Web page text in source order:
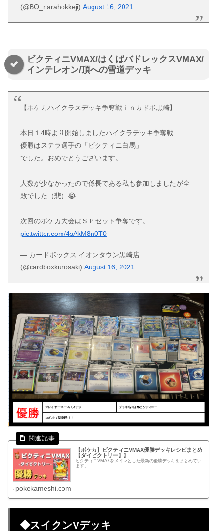
(@BO_narahokkeji)August 16, 2021
ビクティニVMAX/はくばバドレックスVMAX/
インテレオン/頂への雪道デッキ
【ポケカハイクラスデッキ争奪戦ｉｎカドボ黒崎】
本日１4時より開始しましたハイクラデッキ争奪戦
優勝はステラ選手の「ビクティニ白馬」
でした。おめでとうございます。
人数が少なかったので係長である私も参加しましたが全
敗でした（悲）😭
次回のポケカ大会はＳＰセット争奪です。
pic.twitter.com/4sAkM8n0T0
— カードボックス イオンタウン黒崎店
(@cardboxkurosaki)August 16, 2021
【ポケカ】ビクティニVMAX優勝デッキレシピまとめ
【ダイビクトリー】】
ビクティニVMAXをメインとした最新の優勝デッキをまとめてい
ます。
pokekameshi.com
◆スイクンVデッキ